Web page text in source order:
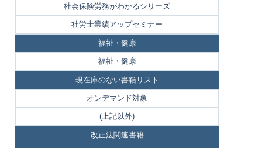
社会保険労務がわかるシリーズ
社労士業績アップセミナー
福祉・健康
福祉・健康
現在庫のない書籍リスト
オンデマンド対象
(上記以外)
改正法関連書籍